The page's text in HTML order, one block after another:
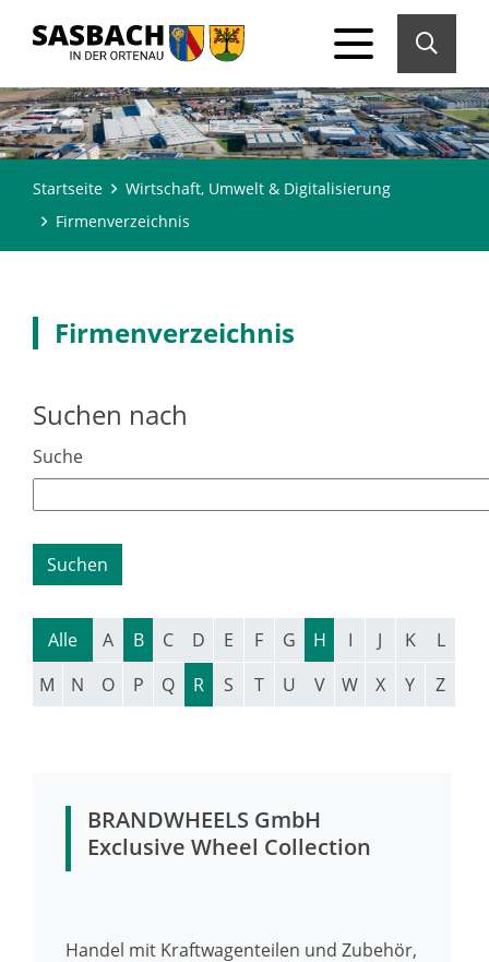
Startseite
Wirtschaft, Umwelt & Digitalisierung
Firmenverzeichnis
Firmenverzeichnis
Suchen nach
Suche
Alle A B C D E F G H I J K
L
M
N O P Q R S T U V W X Y Z
BRANDWHEELS GmbH
Exclusive Wheel Collection
Handel mit Kraftwagenteilen und Zubehör,